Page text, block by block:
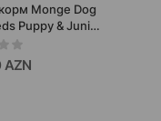
Monge Dog
Puppy & Junior
говядина с
#11365
AZN